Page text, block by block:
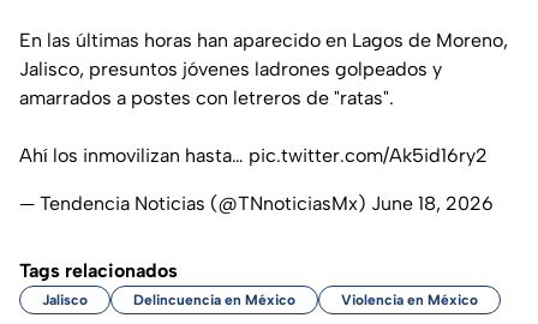
En las últimas horas han aparecido en Lagos de Moreno,
Jalisco, presuntos jóvenes ladrones golpeados y
amarrados a postes con letreros de "ratas".
Ahí los inmovilizan hasta… pic.twitter.com/Ak5id16ry2
— Tendencia Noticias (@TNnoticiasMx) June 18, 2026
Tags relacionados
Jalisco Delincuencia en México Violencia en México